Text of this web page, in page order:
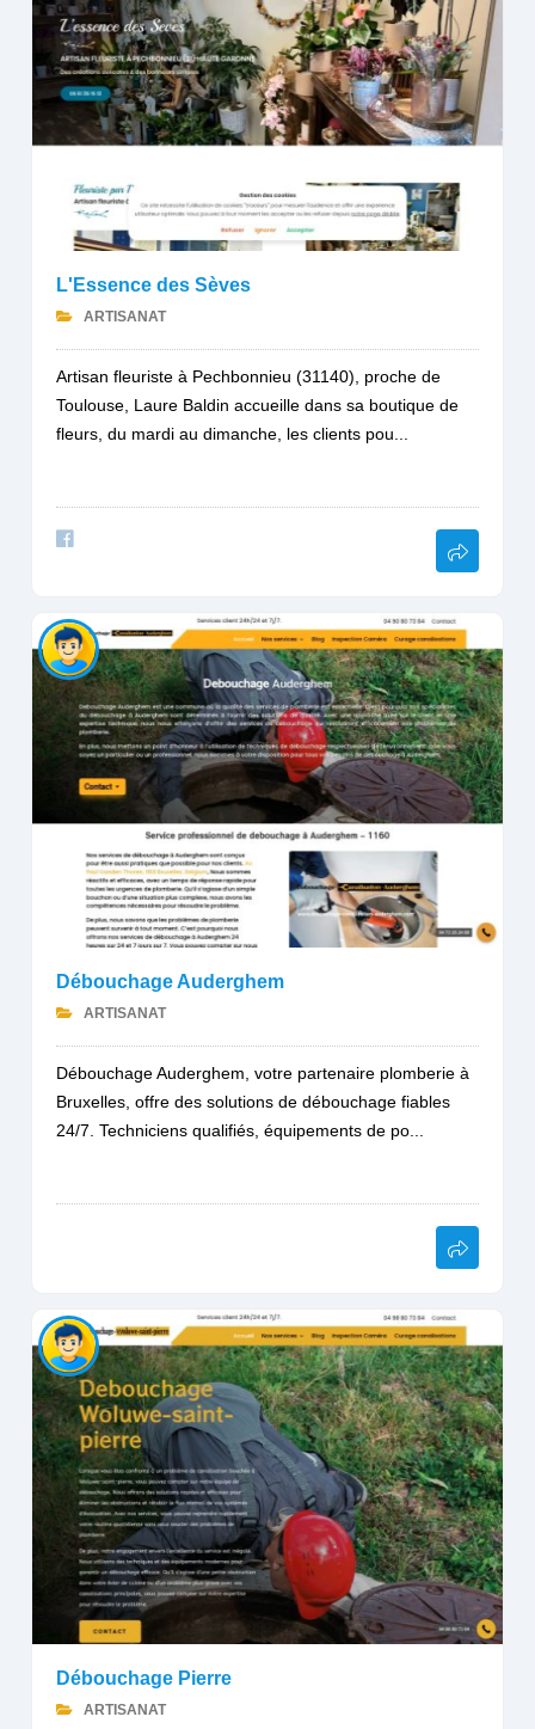
L'Essence des Sèves
ARTISANAT
Artisan fleuriste à Pechbonnieu (31140), proche de
Toulouse, Laure Baldin accueille dans sa boutique de
fleurs, du mardi au dimanche, les clients pou...
Débouchage Auderghem
ARTISANAT
Débouchage Auderghem, votre partenaire plomberie à
Bruxelles, offre des solutions de débouchage fiables
24/7. Techniciens qualifiés, équipements de po...
Débouchage Pierre
ARTISANAT